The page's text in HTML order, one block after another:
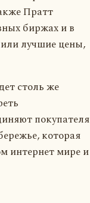
Пратт
биржах и в
лучшие цены,
столь же
покупателя
которая
интернет мире и